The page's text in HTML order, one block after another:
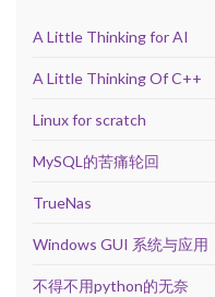
A Little Thinking for AI
A Little Thinking Of C++
Linux for scratch
MySQL的苦痛轮回
TrueNas
Windows GUI 系统与应用
不得不用python的无奈